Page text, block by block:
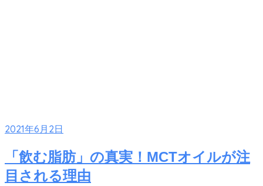
2021年6月2日
「飲む脂肪」の真実！MCTオイルが注
目される理由